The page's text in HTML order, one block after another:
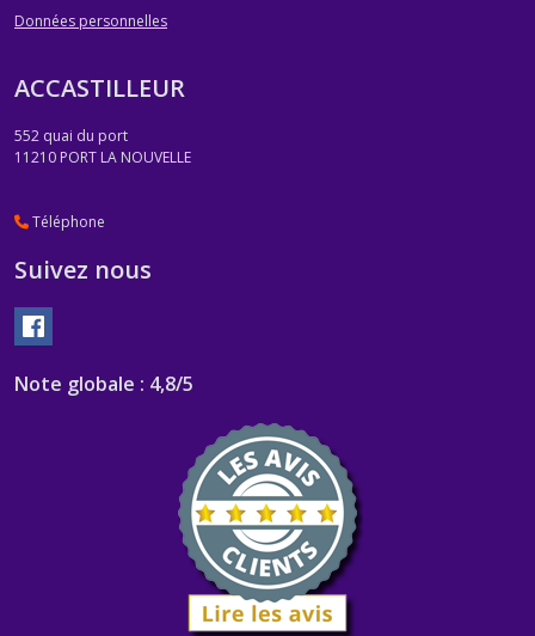
Données personnelles
ACCASTILLEUR
552 quai du port
11210 PORT LA NOUVELLE
Téléphone
Suivez nous
Note globale : 4,8/5